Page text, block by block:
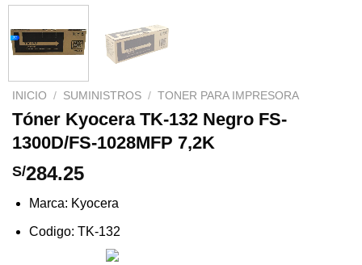
INICIO / SUMINISTROS / TONER PARA IMPRESORA
Tóner Kyocera TK-132 Negro FS-
1300D/FS-1028MFP 7,2K
S/284.25
Marca: Kyocera
Codigo: TK-132